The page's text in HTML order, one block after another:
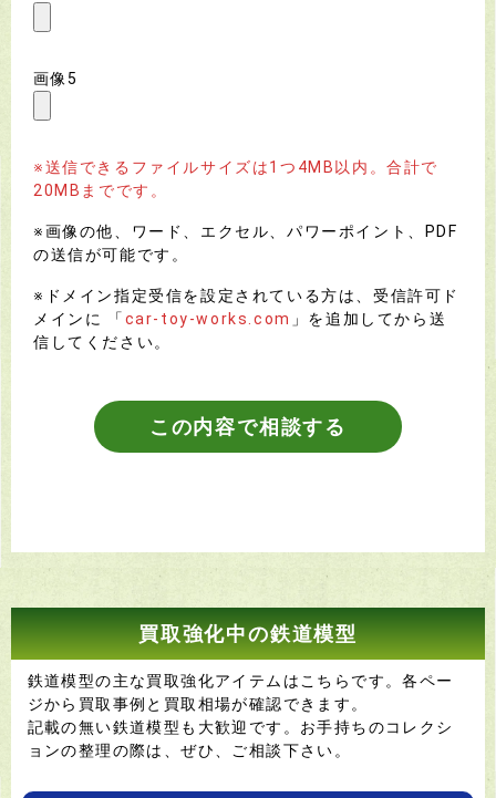
画像5
※送信できるファイルサイズは1つ4MB以内。合計で
20MBまでです。
※画像の他、ワード、エクセル、パワーポイント、PDF
の送信が可能です。
※ドメイン指定受信を設定されている方は、受信許可ド
メインに 「car-toy-works.com 」を追加してから送
信してください。
この内容で相談する
買取強化中の鉄道模型
鉄道模型の主な買取強化アイテムはこちらです。各ペー
ジから買取事例と買取相場が確認できます。
記載の無い鉄道模型も大歓迎です。お手持ちのコレクシ
ョンの整理の際は、ぜひ、ご相談下さい。